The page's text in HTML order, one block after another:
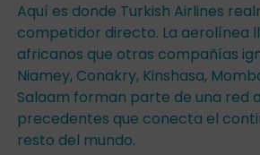
Aquí es donde Turkish Airlines
competidor directo. La aerolínea
africanos que otras compañías
Niamey, Conakry, Kinshasa,
Salaam forman parte de una red
precedentes que conecta el
resto del mundo.